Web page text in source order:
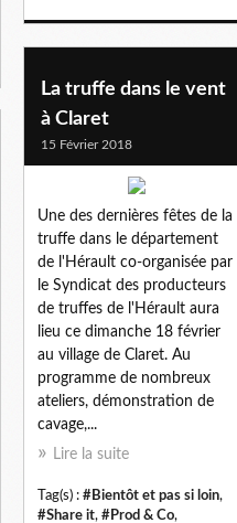
La truffe dans le vent
à Claret
15 Février 2018
Une des dernières fêtes de la
truffe dans le département
de l'Hérault co-organisée par
le Syndicat des producteurs
de truffes de l'Hérault aura
lieu ce dimanche 18 février
au village de Claret. Au
programme de nombreux
ateliers, démonstration de
cavage,...
Lire la suite
Tag(s) : #Bientôt et pas si loin,
#Share it, #Prod & Co,